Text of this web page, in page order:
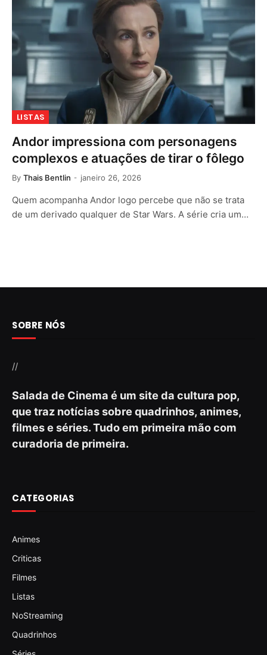
LISTAS
Andor impressiona com personagens
complexos e atuações de tirar o fôlego
By Thais Bentlin janeiro 26, 2026
Quem acompanha Andor logo percebe que não se trata
de um derivado qualquer de Star Wars. A série cria um…
SOBRE NÓS
//
Salada de Cinema é um site da cultura pop,
que traz notícias sobre quadrinhos, animes,
filmes e séries. Tudo em primeira mão com
curadoria de primeira.
CATEGORIAS
Animes
Criticas
Filmes
Listas
NoStreaming
Quadrinhos